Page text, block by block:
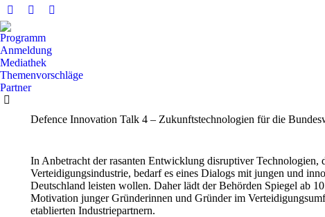
Facebook
Seite
wird
in
einem
neuen
geöffnet
X
wird
in
einem
neuen
geöffnet
YouTube
wird
einem
geöffnet
Programm
Anmeldung
Mediathek
Themenvorschläge
Partner
Defence Innovation Talk 4 – Zukunftstechnologien für die
In Anbetracht der rasanten Entwicklung disruptiver
Verteidigungsindustrie, bedarf es eines Dialogs mit jungen und
Deutschland leisten wollen. Daher lädt der Behörden Spiegel ab
Motivation junger Gründerinnen und Gründer im
etablierten Industriepartnern.